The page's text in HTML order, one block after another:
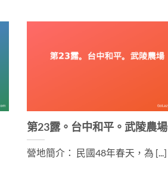
第23露。台中和平。武陵農場
營地簡介： 民國48年春天，為 [...]